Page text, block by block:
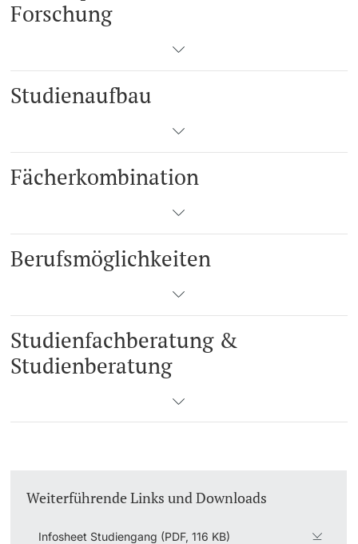
Forschung
Studienaufbau
Fächerkombination
Berufsmöglichkeiten
Studienfachberatung &
Studienberatung
Weiterführende Links und Downloads
Infosheet Studiengang (PDF, 116 KB)